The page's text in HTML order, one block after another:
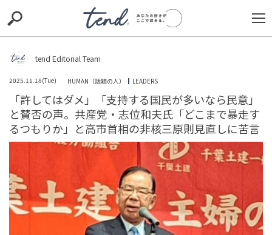
trill nordot RECOMMEND ARENA TOP
tend Editorial Team
2025.11.18(Tue) HUMAN（話題の人） LEADERS
「許してはダメ」「支持する国民が多いなら民意」
と賛否の声。共産党・志位和夫氏「どこまで暴走す
るつもりか」と高市首相の非核三原則見直しに苦言